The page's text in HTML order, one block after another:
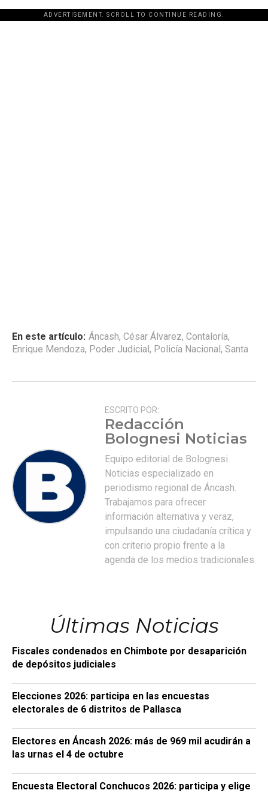
ADVERTISEMENT. SCROLL TO CONTINUE READING.
En este artículo: Áncash, César Álvarez, Contaloría,
Enrique Mendoza, Poder Judicial , Policía Nacional , Santa
ESCRITO POR:
Redacción
Bolognesi Noticias
Equipo editorial de Bolognesi
Noticias especializado en
periodismo regional de Áncash.
Trabajamos para ofrecer
información alternativa y veraz,
impulsando una ciudadanía crítica y
con criterio propio frente a la
agenda de los medios tradicionales.
Últimas Noticias
Fiscales condenados en Chimbote por desaparición
de depósitos judiciales
Elecciones 2026: participa en las encuestas
electorales de 6 distritos de Pallasca
Electores en Áncash 2026: más de 969 mil acudirán a
las urnas el 4 de octubre
Encuesta Electoral Conchucos 2026: participa y elige